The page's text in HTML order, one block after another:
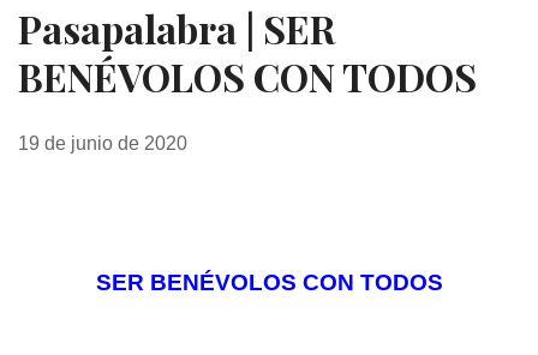
Pasapalabra | SER
BENÉVOLOS CON TODOS
19 de junio de 2020
SER BENÉVOLOS CON TODOS